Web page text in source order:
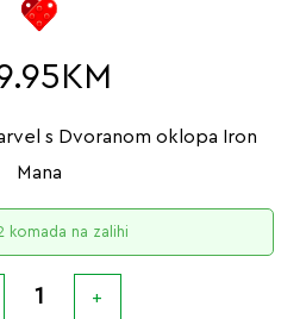
KM
s Dvoranom oklopa Iron
Mana
komada na zalihi